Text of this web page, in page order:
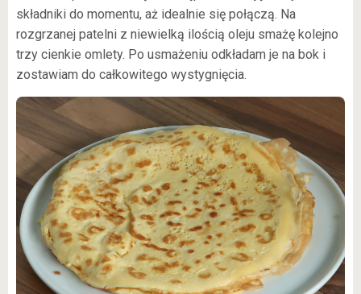
składniki do momentu, aż idealnie się połączą. Na
rozgrzanej patelni z niewielką ilością oleju smażę kolejno
trzy cienkie omlety. Po usmażeniu odkładam je na bok i
zostawiam do całkowitego wystygnięcia.